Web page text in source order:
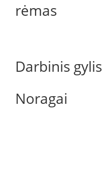
rėmas
Darbinis gylis
Noragai